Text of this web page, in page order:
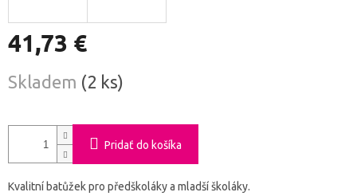
41,73 €
cena:
Skladem (2 ks)
Pridať do košíka
Kvalitní batůžek pro předškoláky a mladší školáky.